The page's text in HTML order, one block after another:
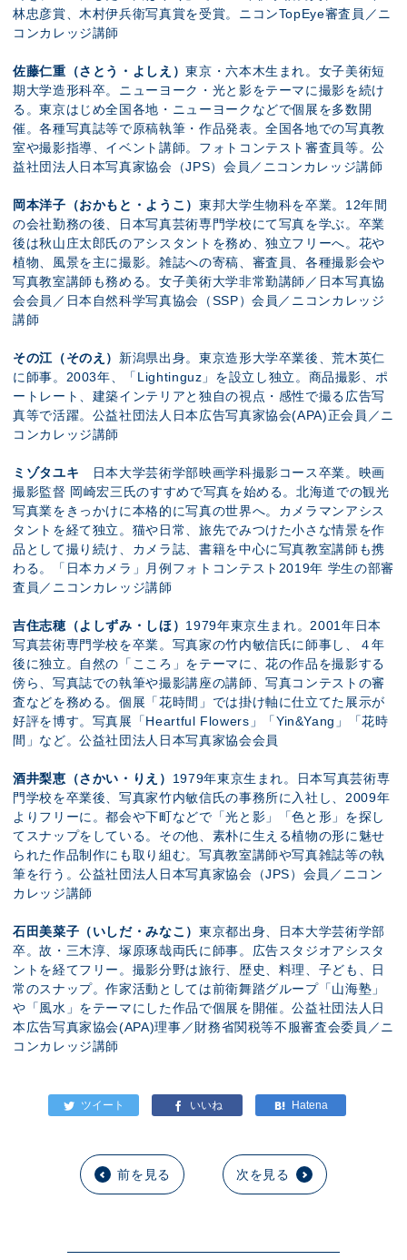
林忠彦賞、木村伊兵衛写真賞を受賞。ニコンTopEye審査員／ニ
コンカレッジ講師
佐藤仁重（さとう・よしえ）東京・六本木生まれ。女子美術短
期大学造形科卒。ニューヨーク・光と影をテーマに撮影を続け
る。東京はじめ全国各地・ニューヨークなどで個展を多数開
催。各種写真誌等で原稿執筆・作品発表。全国各地での写真教
室や撮影指導、イベント講師。フォトコンテスト審査員等。公
益社団法人日本写真家協会（JPS）会員／ニコンカレッジ講師
岡本洋子（おかもと・ようこ） 東邦大学生物科を卒業。12年間
の会社勤務の後、日本写真芸術専門学校にて写真を学ぶ。卒業
後は秋山庄太郎氏のアシスタントを務め、独立フリーへ。花や
植物、風景を主に撮影。雑誌への寄稿、審査員、各種撮影会や
写真教室講師も務める。女子美術大学非常勤講師／日本写真協
会会員／日本自然科学写真協会（SSP）会員／ニコンカレッジ
講師
その江（そのえ） 新潟県出身。東京造形大学卒業後、荒木英仁
に師事。2003年、「Lightinguz」を設立し独立。商品撮影、ポ
ートレート、建築インテリアと独自の視点・感性で撮る広告写
真等で活躍。公益社団法人日本広告写真家協会(APA)正会員／ニ
コンカレッジ講師
ミゾタユキ
日本大学芸術学部映画学科撮影コース卒業。映画
撮影監督 岡崎宏三氏のすすめで写真を始める。北海道での観光
写真業をきっかけに本格的に写真の世界へ。カメラマンアシス
タントを経て独立。猫や日常、旅先でみつけた小さな情景を作
品として撮り続け、カメラ誌、書籍を中心に写真教室講師も携
わる。「日本カメラ」月例フォトコンテスト2019年 学生の部審
査員／ニコンカレッジ講師
吉住志穂（よしずみ・しほ） 1979年東京生まれ。2001年日本
写真芸術専門学校を卒業。写真家の竹内敏信氏に師事し、４年
後に独立。自然の「こころ」をテーマに、花の作品を撮影する
傍ら、写真誌での執筆や撮影講座の講師、写真コンテストの審
査などを務める。個展「花時間」では掛け軸に仕立てた展示が
好評を博す。写真展「Heartful Flowers」「Yin&Yang」「花時
間」など。公益社団法人日本写真家協会会員
酒井梨恵（さかい・りえ） 1979年東京生まれ。日本写真芸術専
門学校を卒業後、写真家竹内敏信氏の事務所に入社し、2009年
よりフリーに。都会や下町などで「光と影」「色と形」を探し
てスナップをしている。その他、素朴に生える植物の形に魅せ
られた作品制作にも取り組む。写真教室講師や写真雑誌等の執
筆を行う。公益社団法人日本写真家協会（JPS）会員／ニコン
カレッジ講師
石田美菜子（いしだ・みなこ） 東京都出身、日本大学芸術学部
卒。故・三木淳、塚原琢哉両氏に師事。広告スタジオアシスタ
ントを経てフリー。撮影分野は旅行、歴史、料理、子ども、日
常のスナップ。作家活動としては前衛舞踏グループ「山海塾」
や「風水」をテーマにした作品で個展を開催。公益社団法人日
本広告写真家協会(APA)理事／財務省関税等不服審査会委員／ニ
コンカレッジ講師
前を見る 次を見る